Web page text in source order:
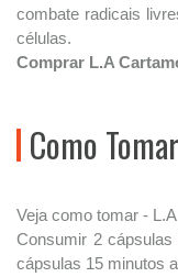
combate radicais
células.
Comprar L.A
Como Tomar
Veja como tomar -
Consumir 2
cápsulas 15 minutos